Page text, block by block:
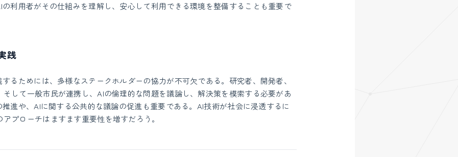
利用者がその仕組みを理解し、安心して利用できる環境を整備することも重要で
践
るためには、多様なステークホルダーの協力が不可欠である。研究者、開発者、
して一般市民が連携し、AIの倫理的な問題を議論し、解決策を模索する必要があ
推進や、AIに関する公共的な議論の促進も重要である。AI技術が社会に浸透するに
プローチはますます重要性を増すだろう。